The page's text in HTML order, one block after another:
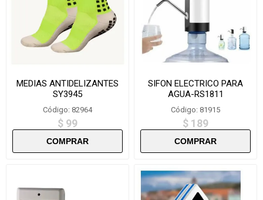
MEDIAS ANTIDELIZANTES
SY3945
Código: 82964
$ 99
SIFON ELECTRICO PARA
AGUA-RS1811
Código: 81915
$ 189